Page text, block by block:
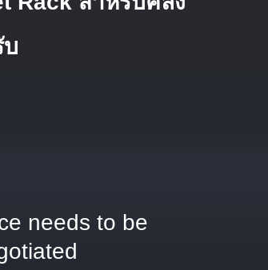
needs to be